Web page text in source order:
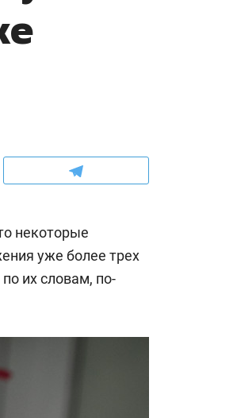
некоторые
уже более трех
их словам, по-
мастеров
Рекомендуем